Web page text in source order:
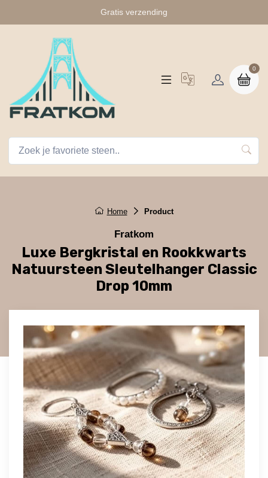
Gratis verzending
0
Home Product
Fratkom
Luxe Bergkristal en Rookkwarts
Natuursteen Sleutelhanger Classic
Drop 10mm